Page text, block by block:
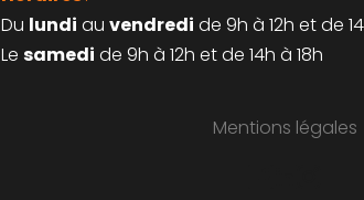
Du lundi au vendredi de 9h à 12h et de
Le samedi de 9h à 12h et de 14h à 18h
Mentions légales